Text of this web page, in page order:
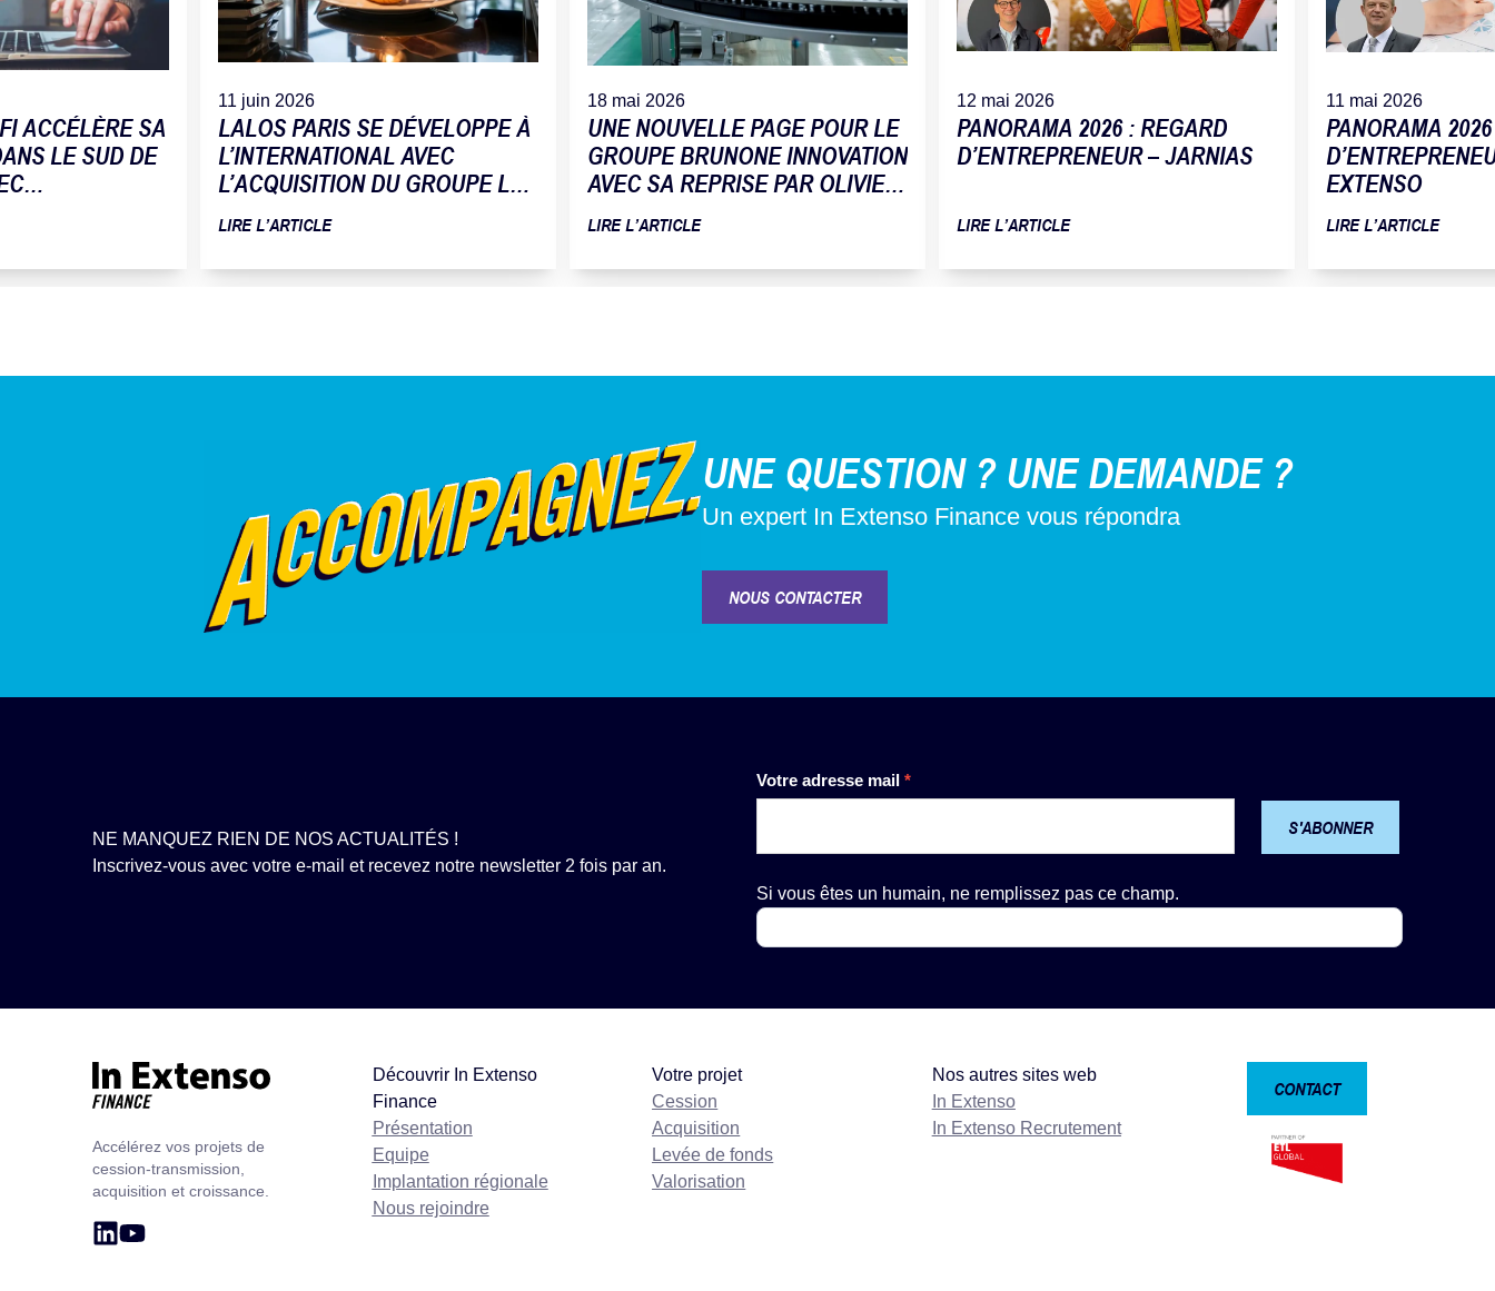
ACCÉLÈRE SA
LE SUD DE
11 juin 2026
LALOS PARIS SE DÉVELOPPE À
L’INTERNATIONAL AVEC
L’ACQUISITION DU GROUPE LA
LIRE L’ARTICLE
18 mai 2026
UNE NOUVELLE PAGE POUR LE
GROUPE BRUNONE INNOVATION
AVEC SA REPRISE PAR OLIVIER
LIRE L’ARTICLE
12 mai 2026
PANORAMA 2026 : REGARD
D’ENTREPRENEUR – JARNIAS
LIRE L’ARTICLE
11 mai 2026
PANORAMA
EXTENSO
LIRE L’ARTICLE
UNE QUESTION ? UNE DEMANDE ?
Un expert In Extenso Finance vous répondra
NOUS CONTACTER
NE MANQUEZ RIEN DE NOS ACTUALITÉS !
Inscrivez-vous avec votre e-mail et recevez notre newsletter 2 fois par an.
Votre adresse mail *
S'ABONNER
Si vous êtes un humain, ne remplissez pas ce champ.
Accélérez vos projets de
cession-transmission,
acquisition et croissance.
Découvrir In Extenso
Finance
Présentation
Equipe
Implantation régionale
Nous rejoindre
Votre projet
Cession
Acquisition
Levée de fonds
Valorisation
Nos autres sites web
In Extenso
In Extenso Recrutement
CONTACT